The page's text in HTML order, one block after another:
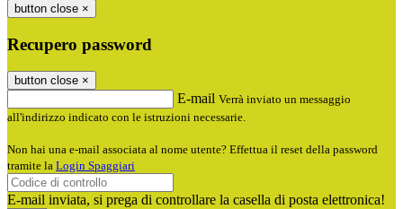
button close ×
Recupero password
button close ×
E-mail Verrà inviato un messaggio
all'indirizzo indicato con le istruzioni necessarie.
Non hai una e-mail associata al nome utente? Effettua il reset della password
tramite la Login Spaggiari
E-mail inviata, si prega di controllare la casella di posta elettronica!